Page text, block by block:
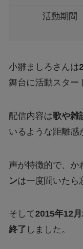
活動期間
小雛ましろさんは
舞台に活動スター
配信内容は歌や雑
いるような距離感
声が特徴的で、か
ンは一度聞いたら
そして2015年12
終了 しました。